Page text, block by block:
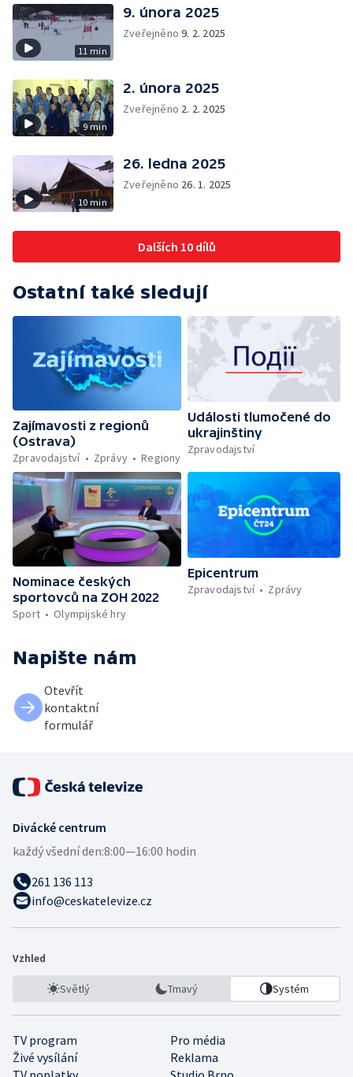
11 min
9. února 2025
Zveřejněno9. 2. 2025
9 min
2. února 2025
Zveřejněno 2. 2. 2025
10 min
26. ledna 2025
Zveřejněno 26. 1. 2025
Dalších 10 dílů
Ostatní také sledují
Zajímavosti z regionů
(Ostrava)
Zpravodajství
Zprávy Regiony
Události tlumočené do
ukrajinštiny
Zpravodajství
Nominace českých
sportovců na ZOH 2022
Sport
Olympijské hry
Epicentrum
Zpravodajství
Zprávy
Napište nám
Otevřít
kontaktní
formulář
Divácké centrum
každý všední den:8:00—16:00 hodin
261 136 113
info@ceskatelevize.cz
Vzhled
Světlý Tmavý Systém
TV program
Pro média
Živé vysílání
Reklama